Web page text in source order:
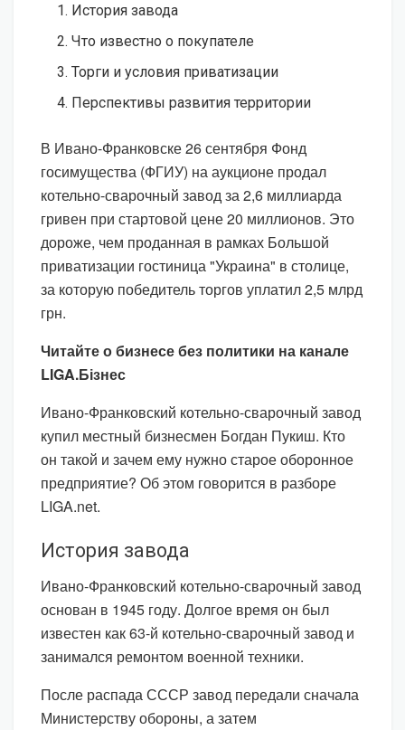
История завода
Что известно о покупателе
Торги и условия приватизации
Перспективы развития территории
В Ивано-Франковске 26 сентября Фонд
госимущества (ФГИУ) на аукционе продал
котельно-сварочный завод за 2,6 миллиарда
гривен при стартовой цене 20 миллионов. Это
дороже, чем проданная в рамках Большой
приватизации гостиница "Украина" в столице,
за которую победитель торгов уплатил 2,5 млрд
грн.
Читайте о бизнесе без политики на канале
LIGA.Бізнес
Ивано-Франковский котельно-сварочный завод
купил местный бизнесмен Богдан Пукиш. Кто
он такой и зачем ему нужно старое оборонное
предприятие? Об этом говорится в разборе
LIGA.net.
История завода
Ивано-Франковский котельно-сварочный завод
основан в 1945 году. Долгое время он был
известен как 63-й котельно-сварочный завод и
занимался ремонтом военной техники.
После распада СССР завод передали сначала
Министерству обороны, а затем